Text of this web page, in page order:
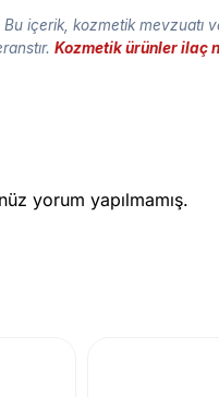
Bu içerik, kozmetik mevzuatı
Kozmetik ürünler ilaç
yorum yapılmamış.